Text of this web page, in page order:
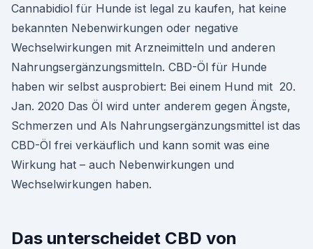
Cannabidiol für Hunde ist legal zu kaufen, hat keine
bekannten Nebenwirkungen oder negative
Wechselwirkungen mit Arzneimitteln und anderen
Nahrungsergänzungsmitteln. CBD-Öl für Hunde
haben wir selbst ausprobiert: Bei einem Hund mit 20.
Jan. 2020 Das Öl wird unter anderem gegen Ängste,
Schmerzen und Als Nahrungsergänzungsmittel ist das
CBD-Öl frei verkäuflich und kann somit was eine
Wirkung hat – auch Nebenwirkungen und
Wechselwirkungen haben.
Das unterscheidet CBD von